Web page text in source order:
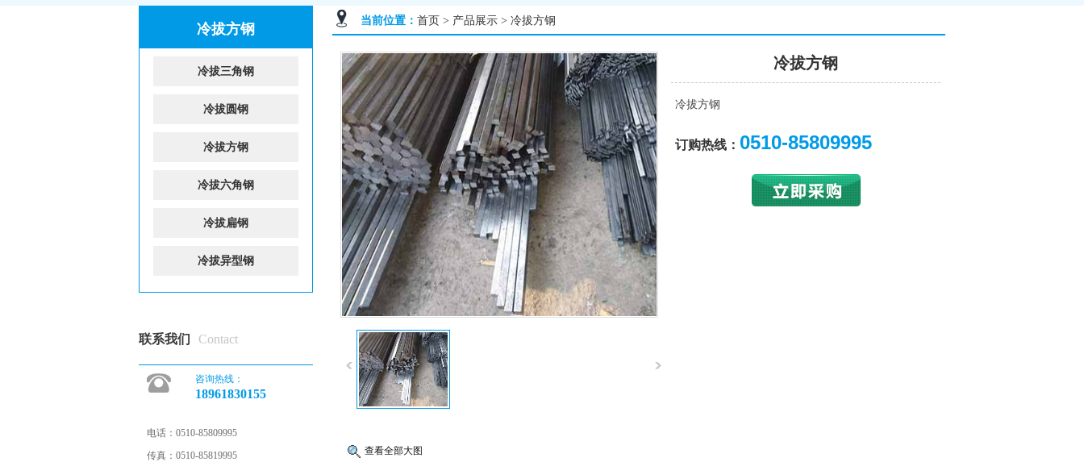
当前位置： 首页 > 产品展示 > 冷拔方钢
查看全部大图
冷拔方钢
冷拔方钢
订购热线： 0510-85809995
冷拔方钢
冷拔三角钢
冷拔圆钢
冷拔方钢
冷拔六角钢
冷拔扁钢
冷拔异型钢
联系我们 Contact
咨询热线：
18961830155
电话： 0510-85809995
传真： 0510-85819995